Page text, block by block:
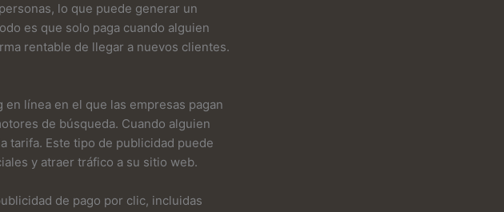
lo que puede generar un
es que solo paga cuando alguien
rentable de llegar a nuevos clientes.
línea en el que las empresas pagan
de búsqueda. Cuando alguien
tarifa. Este tipo de publicidad puede
y atraer tráfico a su sitio web.
de pago por clic, incluidas